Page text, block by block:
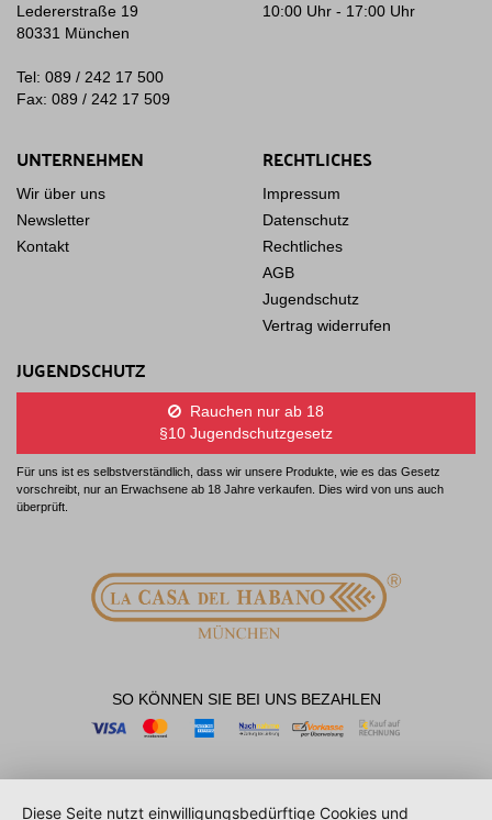
Ledererstraße 19
80331 München
Tel: 089 / 242 17 500
Fax: 089 / 242 17 509
10:00 Uhr - 17:00 Uhr
UNTERNEHMEN
Wir über uns
Newsletter
Kontakt
RECHTLICHES
Impressum
Datenschutz
Rechtliches
AGB
Jugendschutz
Vertrag widerrufen
JUGENDSCHUTZ
Rauchen nur ab 18
§10 Jugendschutzgesetz
Für uns ist es selbstverständlich, dass wir unsere Produkte, wie es das Gesetz
vorschreibt, nur an Erwachsene ab 18 Jahre verkaufen. Dies wird von uns auch
überprüft.
SO KÖNNEN SIE BEI UNS BEZAHLEN
Diese Seite nutzt einwilligungsbedürftige Cookies und